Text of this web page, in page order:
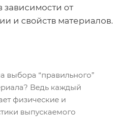
зависимости от
и свойств материалов.
выбора “правильного”
Ведь каждый
физические и
выпускаемого